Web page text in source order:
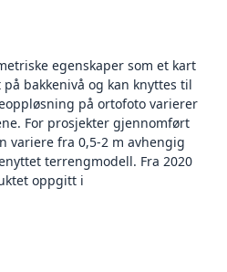
egenskaper som et kart
bakkenivå og kan knyttes til
på ortofoto varierer
For prosjekter gjennomført
variere fra 0,5-2 m avhengig
terrengmodell. Fra 2020
oppgitt i